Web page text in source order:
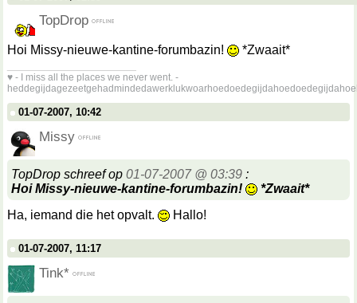
TopDrop
Hoi Missy-nieuwe-kantine-forumbazin!
*Zwaait*
♥ - I miss all the places we never went. -
01-07-2007, 10:42
Missy
TopDrop schreef op 01-07-2007 @ 03:39 :
Hoi Missy-nieuwe-kantine-forumbazin!
*Zwaait*
Ha, iemand die het opvalt.
Hallo!
01-07-2007, 11:17
Tink*